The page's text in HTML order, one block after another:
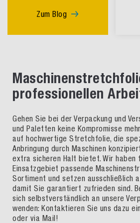
Zum Blog
professionellen
Gehen Sie bei der Verpackung und
und Paletten keine Kompromisse
auf hochwertige Stretchfolie, die
Anbringung durch Maschinen
extra sicheren Halt bietet. Wir haben
Einsatzgebiet passende
Sortiment und setzen ausschließlich
damit Sie garantiert zufrieden sind.
sich selbstverständlich an unsere
wenden: Kontaktieren Sie uns dazu
oder via Mail!